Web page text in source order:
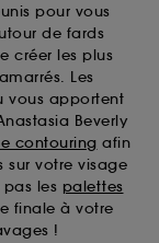
pour vous
de fards
créer les plus
Les
vous apportent
Beverly
contouring afin
sur votre visage
les palettes
finale à votre
!